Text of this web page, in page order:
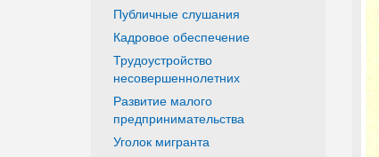
Публичные слушания
Кадровое обеспечение
Трудоустройство
несовершеннолетних
Развитие малого
предпринимательства
Уголок мигранта